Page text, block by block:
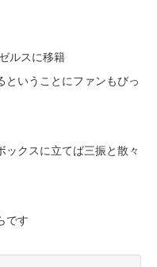
ルスに移籍
ということにファンもびっ
ックスに立てば三振と散々
です